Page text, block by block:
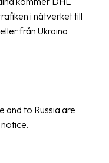
i nätverket till
från Ukraina
and to Russia are